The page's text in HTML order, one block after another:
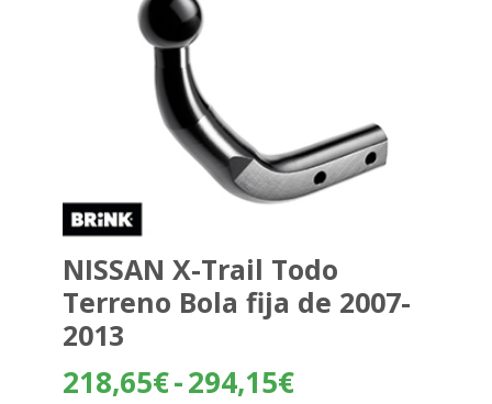
NISSAN X-Trail Todo
Terreno Bola fija de 2007-
2013
218,65€-294,15€Rango